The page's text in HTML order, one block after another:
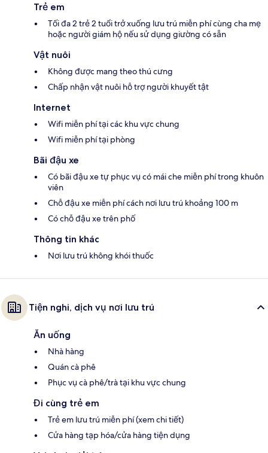
Trẻ em
Tối đa 2 trẻ 2 tuổi trở xuống lưu trú miễn phí cùng cha mẹ
hoặc người giám hộ nếu sử dụng giường có sẵn
Vật nuôi
Không được mang theo thú cưng
Chấp nhận vật nuôi hỗ trợ người khuyết tật
Internet
Wifi miễn phí tại các khu vực chung
Wifi miễn phí tại phòng
Bãi đậu xe
Có bãi đậu xe tự phục vụ có mái che miễn phí trong khuôn
viên
Chỗ đậu xe miễn phí cách nơi lưu trú khoảng 100 m
Có chỗ đậu xe trên phố
Thông tin khác
Nơi lưu trú không khói thuốc
Tiện nghi, dịch vụ nơi lưu trú
Ăn uống
Nhà hàng
Quán cà phê
Phục vụ cà phê/trà tại khu vực chung
Đi cùng trẻ em
Trẻ em lưu trú miễn phí (xem chi tiết)
Cửa hàng tạp hóa/cửa hàng tiện dụng